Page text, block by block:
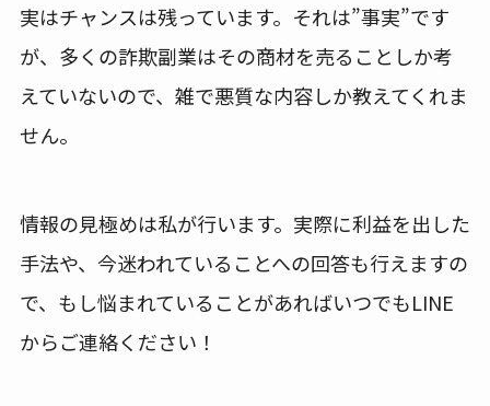
実はチャンスは残っています。それは”事実”です
が、多くの詐欺副業はその商材を売ることしか考
えていないので、雑で悪質な内容しか教えてくれま
せん。
情報の見極めは私が行います。実際に利益を出した
手法や、今迷われていることへの回答も行えますの
で、もし悩まれていることがあればいつでもLINE
からご連絡ください！